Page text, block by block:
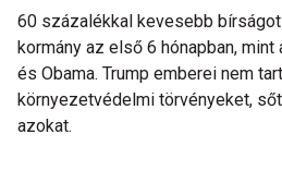
60 százalékkal kevesebb
kormány az első 6 hónapban, mint
és Obama. Trump emberei nem
környezetvédelmi törvényeket,
azokat.